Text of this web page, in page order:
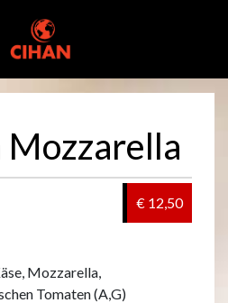
Mozzarella
€ 12,50
Mozzarella,
Tomaten (A,G)